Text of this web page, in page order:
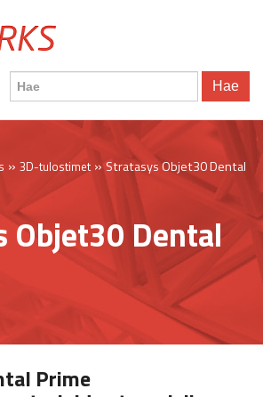
Hae
» 3D-tulostimet »Stratasys Objet30 Dental
Objet30 Dental
Prime